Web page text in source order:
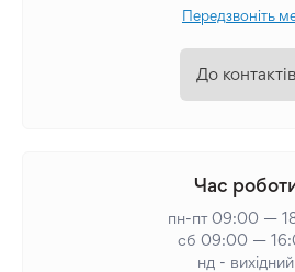
Передзвоніть
До контактів
Час
пн-пт 09:00 —
сб 09:00 —
нд - вихідний